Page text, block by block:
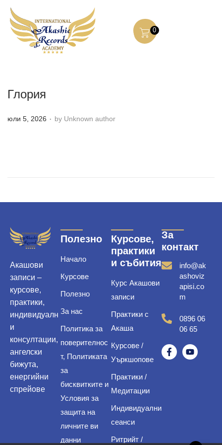
0
Глория
P
o
юли 5, 2026 . by Unknown author
Акашови
записи –
курсове,
практики,
индивидуалн
и
консултации,
ангелски
бижута,
енергийни
спрейове
Полезно
Начало
Курсове
Полезно
За нас
Политика за
поверителнос
т, Политиката
за
бисквитките и
Условия за
защита на
личните ви
данни
Курсове,
практики
и събития
Курс Акашови
записи
Практики с
Акаша
Курсове /
Уъркшопове
Практики /
Медитации
Индивидуални
сеанси
Ритрийт /
За
контакт
info@ak
ashoviz
apisi.co
m
0896 06
06 65